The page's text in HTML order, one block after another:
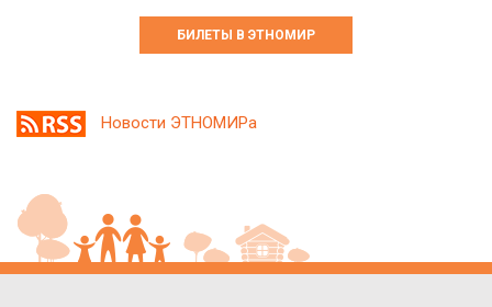
БИЛЕТЫ В ЭТНОМИР
Новости ЭТНОМИРа